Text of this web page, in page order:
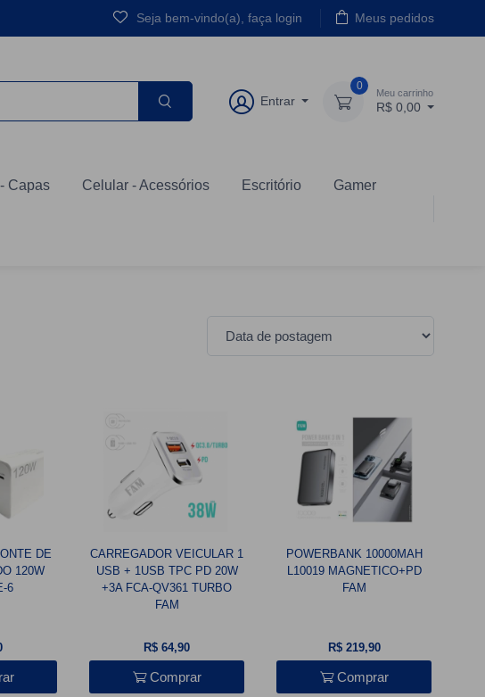
Seja bem-vindo(a), faça login Meus pedidos
Entrar
0
Meu carrinho
R$ 0,00
Capas Celular - Acessórios Escritório Gamer
DE
120W
6
CARREGADOR VEICULAR 1
USB + 1USB TPC PD 20W
+3A FCA-QV361 TURBO
FAM
R$ 64,90
Comprar
POWERBANK 10000MAH
L10019 MAGNETICO+PD
FAM
R$ 219,90
Comprar